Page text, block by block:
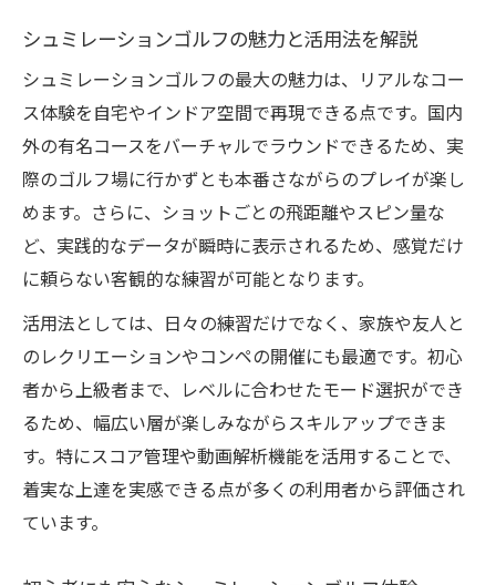
ルフの理由
忙しい方におすすめの効率的練習スタイル
とは
仕事帰りも可能なシュミレーションゴルフ
恩恵
スケジュール管理と両立しやすい練習法を
解説
都度払いで利用できるシュミレーションゴ
ルフ活用
天候に左右されない快適な練習環境とは
天候不問で快適に練習できるシュミレーシ
ョンゴルフ
季節や気温に左右されない練習環境の恩恵
解説
シュミレーションゴルフの魅力と活用法を解説
シュミレーションゴルフの最大の魅力は、リアルなコー
ス体験を自宅やインドア空間で再現できる点です。国内
外の有名コースをバーチャルでラウンドできるため、実
際のゴルフ場に行かずとも本番さながらのプレイが楽し
めます。さらに、ショットごとの飛距離やスピン量な
ど、実践的なデータが瞬時に表示されるため、感覚だけ
に頼らない客観的な練習が可能となります。
活用法としては、日々の練習だけでなく、家族や友人と
のレクリエーションやコンペの開催にも最適です。初心
者から上級者まで、レベルに合わせたモード選択ができ
るため、幅広い層が楽しみながらスキルアップできま
す。特にスコア管理や動画解析機能を活用することで、
着実な上達を実感できる点が多くの利用者から評価され
ています。